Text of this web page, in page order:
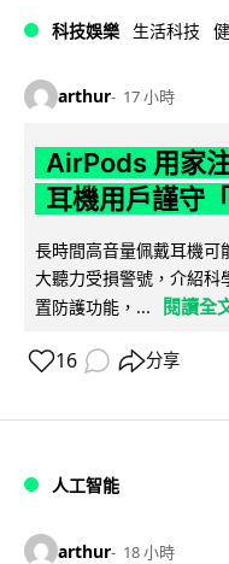
科技娛樂 生活科技
arthur 17 小時
AirPods 用家
耳機用戶謹守
長時間高音量佩戴耳機可
大聽力受損警號，介紹
置防護功能，...
閱讀全
16 分享
人工智能
arthur 18 小時